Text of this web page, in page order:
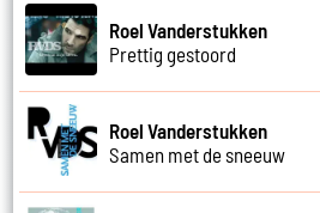
Roel Vanderstukken
Prettig gestoord
Roel Vanderstukken
Samen met de sneeuw